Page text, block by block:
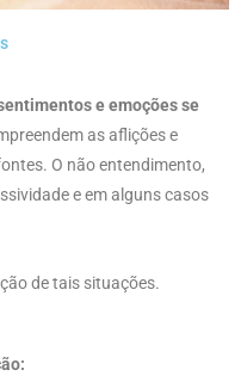
e emoções se
as aflições e
O não entendimento,
e em alguns casos
de tais situações.